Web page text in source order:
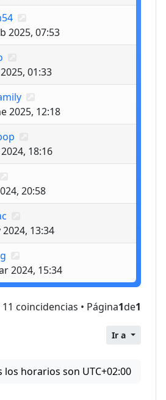
2025, 07:53
01:33
2025, 12:18
18:16
20:58
13:34
2024, 15:34
coincidencias • Página1de1
Ir a
los horarios son UTC+02:00